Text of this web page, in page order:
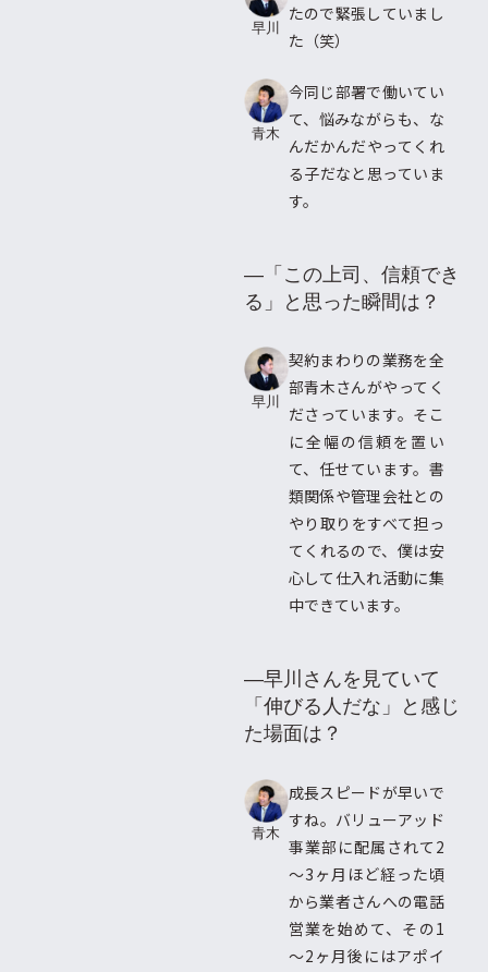
早川
たので緊張していまし
た（笑）
青木
今同じ部署で働いてい
て、悩みながらも、な
んだかんだやってくれ
る子だなと思っていま
す。
―「この上司、信頼でき
る」と思った瞬間は？
早川
契約まわりの業務を全
部青木さんがやってく
ださっています。そこ
に全幅の信頼を置い
て、任せています。書
類関係や管理会社との
やり取りをすべて担っ
てくれるので、僕は安
心して仕入れ活動に集
中できています。
―早川さんを見ていて
「伸びる人だな」と感じ
た場面は？
青木
成長スピードが早いで
すね。バリューアッド
事業部に配属されて2
～3ヶ月ほど経った頃
から業者さんへの電話
営業を始めて、その1
～2ヶ月後にはアポイ